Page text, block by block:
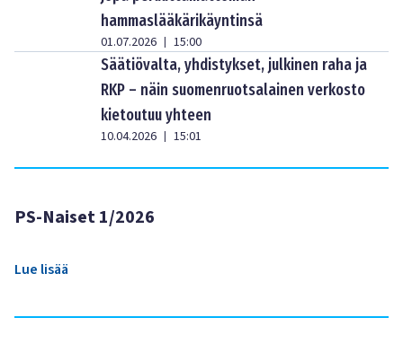
hammaslääkärikäyntinsä
01.07.2026 | 15:00
Säätiövalta, yhdistykset, julkinen raha ja
RKP – näin suomenruotsalainen verkosto
kietoutuu yhteen
10.04.2026 | 15:01
PS-Naiset 1/2026
Lue lisää